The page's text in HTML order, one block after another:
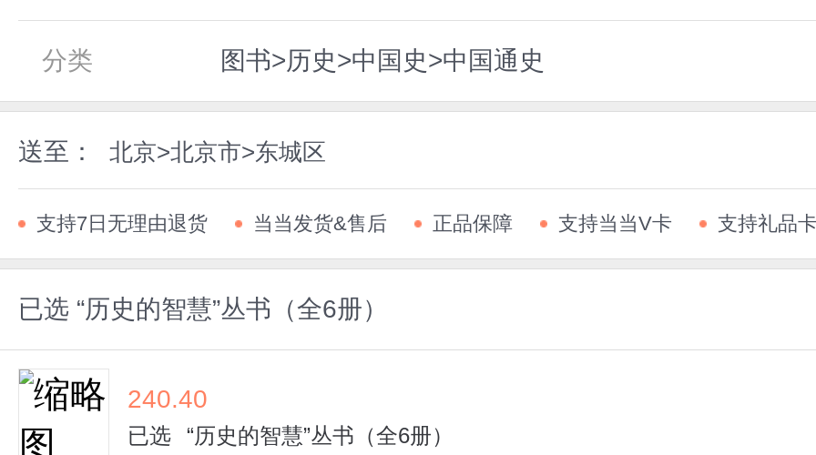
分类 图书>历史>中国史>中国通史
送至： 北京>北京市>东城区
支持7日无理由退货 当当发货&售后 正品保障 支持当当V卡 支持礼品
已选 “历史的智慧”丛书（全6册）
240.40
已选 “历史的智慧”丛书（全6册）